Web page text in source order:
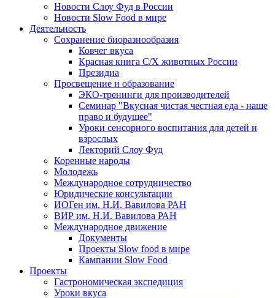
Новости Слоу Фуд в России
Новости Slow Food в мире
Деятельность
Сохранение биоразнообразия
Ковчег вкуса
Красная книга С/Х животных России
Президиа
Просвещение и образование
ЭКО-тренинги для производителей
Семинар "Вкусная чистая честная еда - наше
право и будущее"
Уроки сенсорного воспитания для детей и
взрослых
Лекторий Слоу Фуд
Коренные народы
Молодежь
Международное сотрудничество
Юридические консультации
ИОГен им. Н.И. Вавилова РАН
ВИР им. Н.И. Вавилова РАН
Международное движение
Документы
Проекты Slow food в мире
Кампании Slow Food
Проекты
Гастрономическая экспедиция
Уроки вкуса